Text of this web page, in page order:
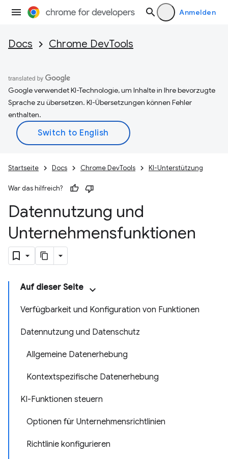
Anmelden
Docs Chrome DevTools
Google verwendet KI-Technologie, um Inhalte in Ihre bevorzugte
Sprache zu übersetzen. KI-Übersetzungen können Fehler
enthalten.
Startseite Docs Chrome DevTools KI-Unterstützung
War das hilfreich?
Datennutzung und
Unternehmensfunktionen
Auf dieser Seite
Verfügbarkeit und Konfiguration von Funktionen
Datennutzung und Datenschutz
Allgemeine Datenerhebung
Kontextspezifische Datenerhebung
KI-Funktionen steuern
Optionen für Unternehmensrichtlinien
Richtlinie konfigurieren